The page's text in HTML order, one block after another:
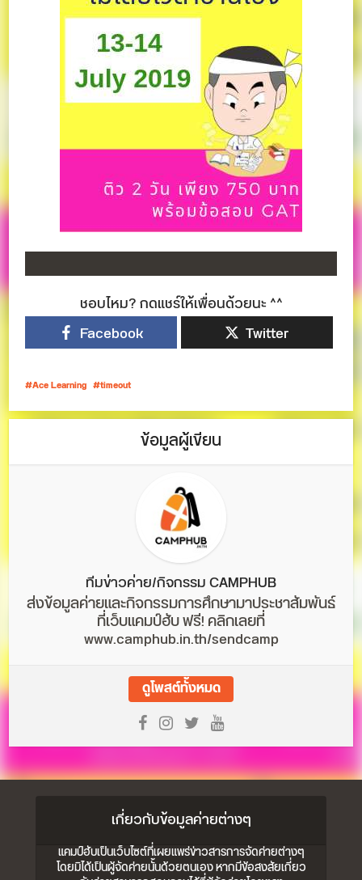
ชอบไหม? กดแชร์ให้เพื่อนด้วยนะ ^^
Facebook Twitter
Ace Learning timeout
ข้อมูลผู้เขียน
ทีมข่าวค่าย/กิจกรรม CAMPHUB
ส่งข้อมูลค่ายและกิจกรรมการศึกษามาประชาสัมพันธ์
ที่เว็บแคมป์ฮับ ฟรี! คลิกเลยที่
www.camphub.in.th/sendcamp
ดูโพสต์ทั้งหมด
เกี่ยวกับข้อมูลค่ายต่างๆ
แคมป์ฮับเป็นเว็บไซต์ที่เผยแพร่ข่าวสารการจัดค่ายต่างๆ
โดยมิได้เป็นผู้จัดค่ายนั้นด้วยตนเอง หากมีข้อสงสัยเกี่ยว